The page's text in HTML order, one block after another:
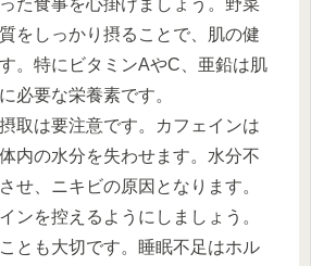
た食事を心掛けましょう。野菜
をしっかり摂ることで、肌の健
。特にビタミンAやC、亜鉛は肌
必要な栄養素です。
取は要注意です。カフェインは
内の水分を失わせます。水分不
せ、ニキビの原因となります。
ンを控えるようにしましょう。
とも大切です。睡眠不足はホル